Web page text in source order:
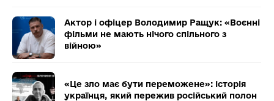
Актор і офіцер Володимир Ращук: «Воєнні
фільми не мають нічого спільного з
війною»
«Це зло має бути переможене»: історія
українця, який пережив російський полон